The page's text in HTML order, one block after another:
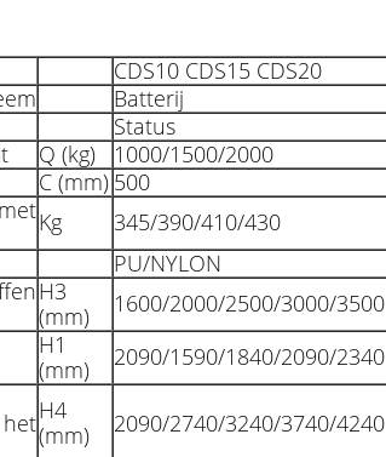
CDS10 CDS15 CDS20
Batterij
Status
Q (kg)
1000/1500/2000
C (mm) 500
Kg
345/390/410/430
PU/NYLON
H3
(mm)
1600/2000/2500/3000/3500
H1
(mm)
2090/1590/1840/2090/2340
H4
(mm)
2090/2740/3240/3740/4240